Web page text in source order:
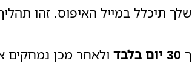
30 יום בלבד ולאחר מכן נמחקים